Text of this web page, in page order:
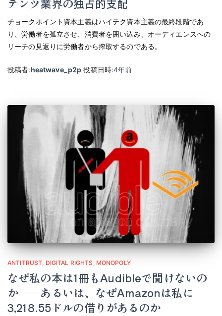
チョークポイント資本主義はハイテク資本主義の最終段階であ
り、労働者を孤立させ、消費者を囲い込み、オーディエンスへの
リーチの見返りに労働者から搾取するのである。
投稿者:heatwave_p2p 投稿日時:4年前
ANTITRUST DIGITAL RIGHTS MONOPOLY
なぜ私の本は1冊もAudibleで聞けないの
か――あるいは、なぜAmazonは私に
3,218.55ドルの借りがあるのか